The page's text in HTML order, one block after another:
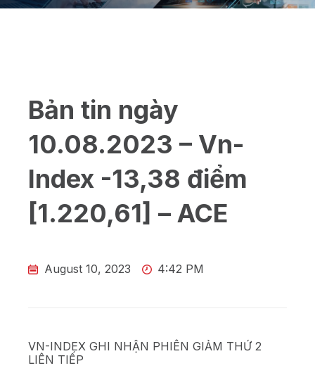
Bản tin ngày
10.08.2023 – Vn-
Index -13,38 điểm
[1.220,61] – ACE
August 10, 2023 4:42 PM
VN-INDEX GHI NHẬN PHIÊN GIẢM THỨ 2
LIÊN TIẾP